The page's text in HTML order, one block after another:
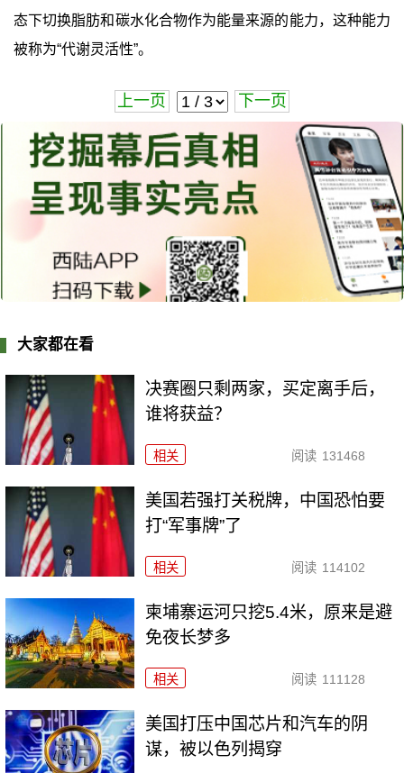
态下切换脂肪和碳水化合物作为能量来源的能力，这种能力
被称为“代谢灵活性”。
上一页 下一页
大家都在看
决赛圈只剩两家，买定离手后，
谁将获益？
相关 阅读 131468
美国若强打关税牌，中国恐怕要
打“军事牌”了
相关 阅读 114102
柬埔寨运河只挖5.4米，原来是避
免夜长梦多
相关 阅读 111128
美国打压中国芯片和汽车的阴
谋，被以色列揭穿